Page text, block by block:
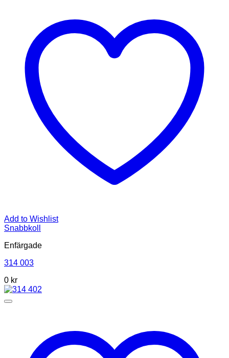
Add to Wishlist
Snabbkoll
Enfärgade
314 003
0 kr